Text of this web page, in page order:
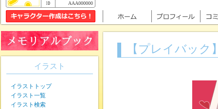
AAA000000
【プレイバッ
イラスト
イラストトップ
イラスト一覧
イラスト検索